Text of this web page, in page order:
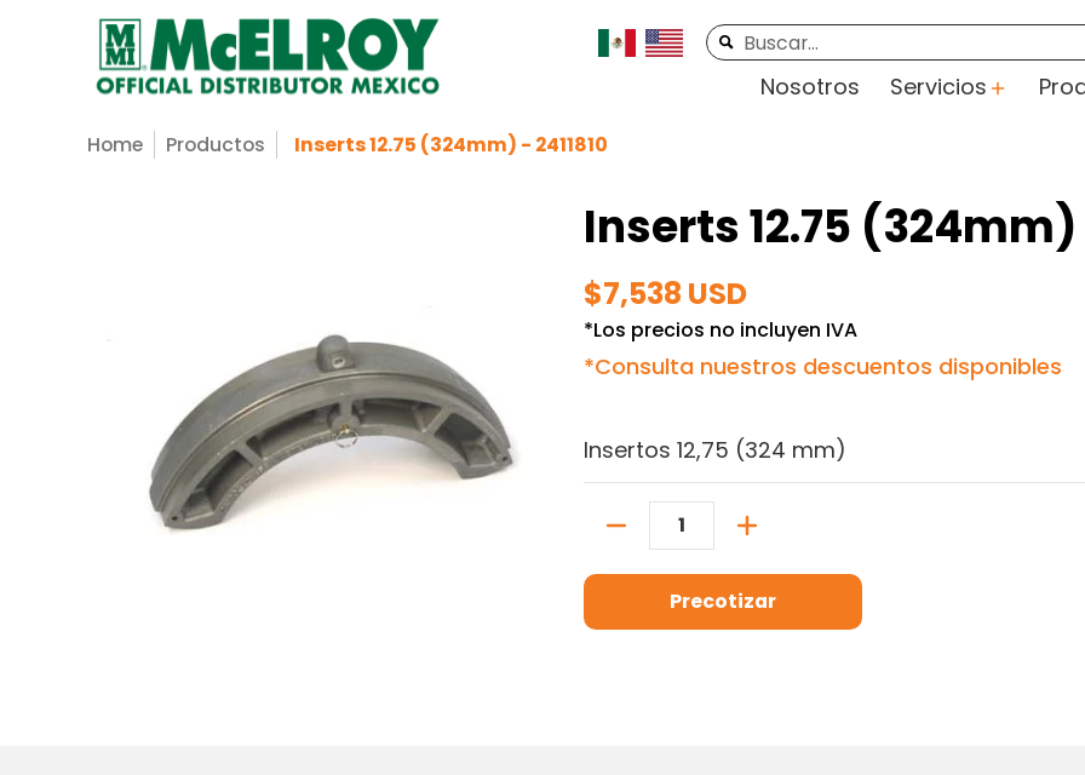
Saltar al contenido principal
Nosotros Servicios Productos
Buscar...
Nosotros Servicios
Home Productos Inserts 12.75 (324mm) - 2411810
Inserts 12.75 (324mm)
$7,538 USD
*Los precios no incluyen IVA
*Consulta nuestros descuentos disponibles
Insertos 12,75 (324 mm)